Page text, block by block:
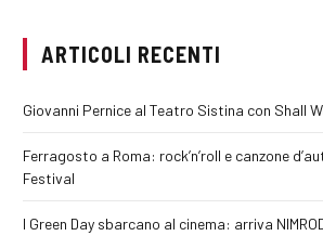
ARTICOLI RECENTI
Giovanni Pernice al Teatro Sistina con Shall
Ferragosto a Roma: rock’n’roll e canzone
Festival
I Green Day sbarcano al cinema: arriva